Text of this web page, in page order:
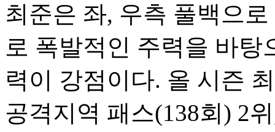
최준은 좌, 우측 풀백으
로 폭발적인 주력을 바탕
력이 강점이다. 올 시즌
공격지역 패스(138회) 2